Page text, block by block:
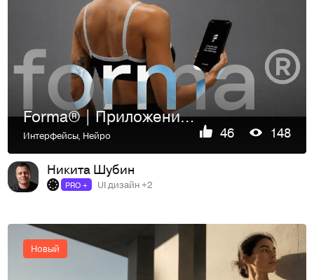
Forma® | Приложение для спорта
Интерфейсы, Нейро 46 148
Никита Шубин
PRO + UI дизайн +2
Новый